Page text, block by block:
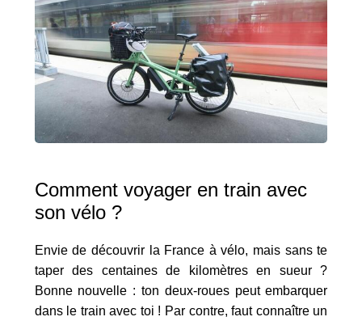
Comment voyager en train avec
son vélo ?
Envie de découvrir la France à vélo, mais sans te
taper des centaines de kilomètres en sueur ?
Bonne nouvelle : ton deux-roues peut embarquer
dans le train avec toi ! Par contre, faut connaître un